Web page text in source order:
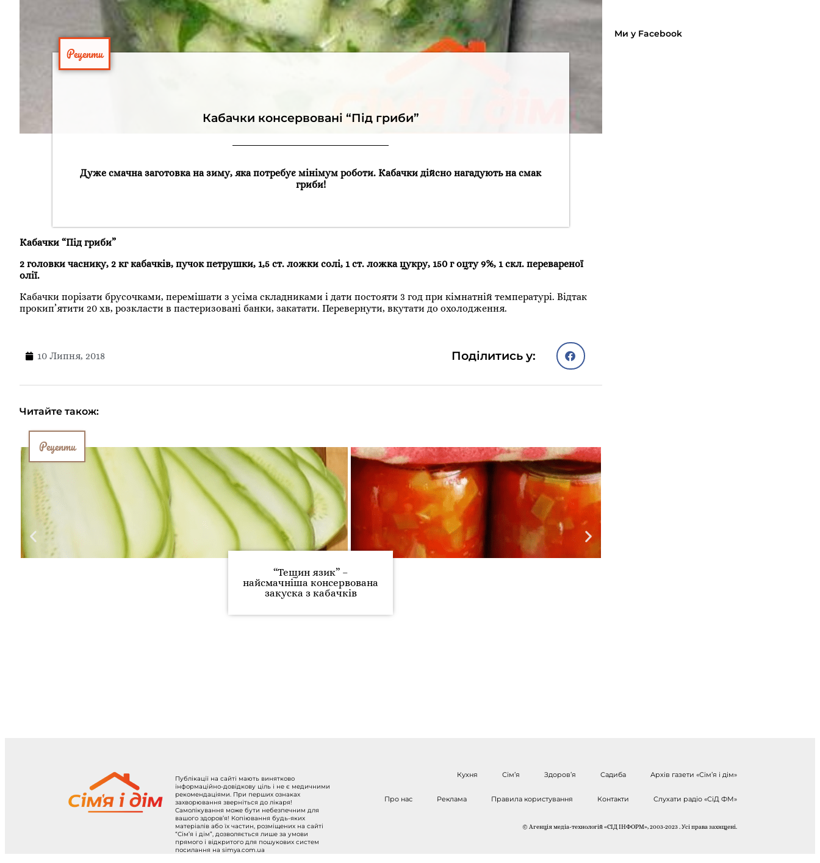
Рецепти
Кабачки консервовані “Під гриби”
Дуже смачна заготовка на зиму, яка потребує мінімум роботи. Кабачки дійсно нагадують на смак
гриби!
Кабачки “Під гриби”
2 головки часнику, 2 кг кабачків, пучок петрушки, 1,5 ст. ложки солі, 1 ст. ложка цукру, 150 г оцту 9%, 1 скл. перевареної
олії.
Кабачки порізати брусочками, перемішати з усіма складниками і дати постояти 3 год при кімнатній температурі. Відтак
прокип’ятити 20 хв, розкласти в пастеризовані банки, закатати. Перевернути, вкутати до охолодження.
10 Липня, 2018 Поділитись у:
Читайте також:
Рецепти
“Тещин язик” –
найсмачніша консервована
закуска з кабачків
Ми у Facebook
Публікації на сайті мають винятково
інформаційно-довідкову ціль і не є медичними
рекомендаціями. При перших ознаках
захворювання зверніться до лікаря!
Самолікування може бути небезпечним для
вашого здоров’я! Копіювання будь-яких
матеріалів або їх частин, розміщених на сайті
“Сім’я і дім”, дозволяється лише за умови
прямого і відкритого для пошукових систем
посилання на simya.com.ua
Кухня Сім’я Здоров’я Садиба Архів газети «Сім’я і дім»
Про нас Реклама Правила користування Контакти Слухати радіо «СіД ФМ»
© Агенція медіа-технологій «СІД ІНФОРМ», 2003-2023 . Усі права захищені.